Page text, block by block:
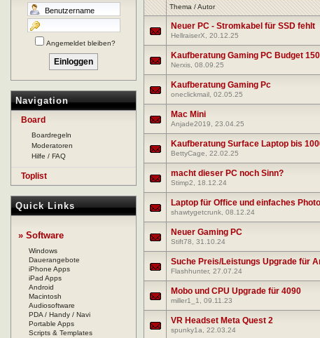
Angemeldet bleiben?
Navigation
Board
Boardregeln
Moderatoren
Hilfe / FAQ
Toplist
Quick Links
» Software
Windows
Dauerangebote
iPhone Apps
iPad Apps
Android
Macintosh
Audiosoftware
PDA / Handy / Navi
Portable Apps
Scripts & Templates
Thema/Autor
Neuer PC - Stromkabel für SSD fehlt
HellraiserX, 20.12.25
Kaufberatung Gaming PC Budget
Nerxis, 08.09.25
Kaufberatung Gaming Pc
oneclickmail , 02.05.25
Mac Mini
Anjade2019, 23.04.25
Kaufberatung Surface Laptop bis
BettyCage, 22.02.25
macht dieser PC noch Sinn?
Stimp2, 18.12.24
Laptop für Office und einfaches
shawtygetcrunk, 08.12.24
Neuer Gaming PC
Stift78, 31.10.24
Suche Preis/Leistungs Upgrade für
Flashhunter, 27.07.24
Mobo und CPU Upgrade für 4090
miller1_1, 09.11.23
VR Headset Meta Quest 2
spunky1a, 22.03.24